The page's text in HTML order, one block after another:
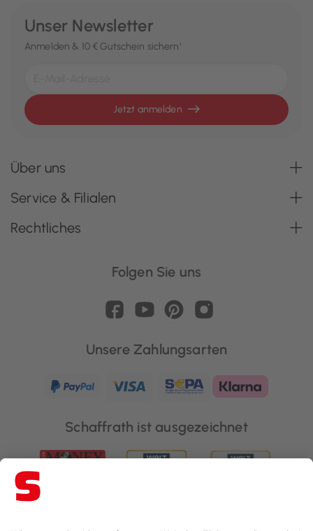
Unser Newsletter
Anmelden & 10 € Gutschein sichern¹
Jetzt anmelden
Über uns
Service & Filialen
Rechtliches
Folgen Sie uns
Unsere Zahlungsarten
Schaffrath ist ausgezeichnet